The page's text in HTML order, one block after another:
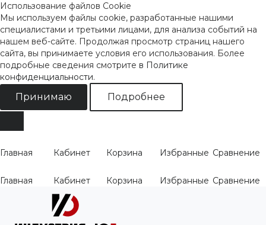
Использование файлов Cookie
Мы используем файлы cookie, разработанные нашими
специалистами и третьими лицами, для анализа событий на
нашем веб-сайте. Продолжая просмотр страниц нашего
сайта, вы принимаете условия его использования. Более
подробные сведения смотрите в Политике
конфиденциальности.
Принимаю Подробнее
Главная Кабинет Корзина Избранные Сравнение
Главная Кабинет Корзина Избранные Сравнение